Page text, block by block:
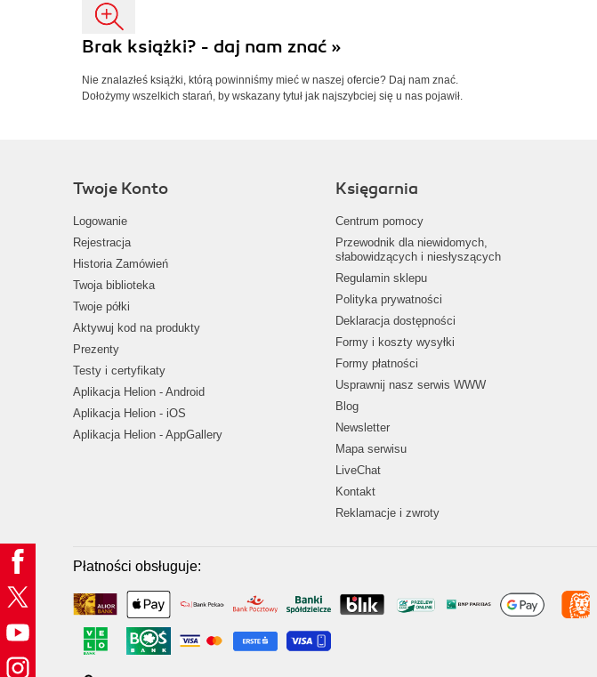
Brak książki? - daj nam znać »
Nie znalazłeś książki, którą powinniśmy mieć w naszej ofercie? Daj nam znać.
Dołożymy wszelkich starań, by wskazany tytuł jak najszybciej się u nas pojawił.
Twoje Konto
Logowanie
Rejestracja
Historia Zamówień
Twoja biblioteka
Twoje półki
Aktywuj kod na produkty
Prezenty
Testy i certyfikaty
Aplikacja Helion - Android
Aplikacja Helion - iOS
Aplikacja Helion - AppGallery
Księgarnia
Centrum pomocy
Przewodnik dla niewidomych,
słabowidzących i niesłyszących
Regulamin sklepu
Polityka prywatności
Deklaracja dostępności
Formy i koszty wysyłki
Formy płatności
Usprawnij nasz serwis WWW
Blog
Newsletter
Mapa serwisu
LiveChat
Kontakt
Reklamacje i zwroty
Płatności obsługuje: